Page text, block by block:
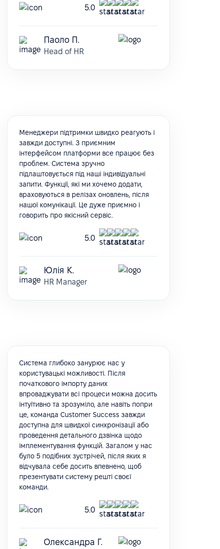
5.0
Паоло П.
Head of HR
Менеджери підтримки швидко реагують і
завжди доступні. З приємним
інтерфейсом платформи все працює без
проблем. Система зручно
підлаштовується під наші індивідуальні
запити. Функції, які ми хочемо додати,
враховуються в релізах оновлень, після
нашої комунікації. Це дуже приємно і
говорить про якісний сервіс.
5.0
Юлія К.
HR Manager
Система глибоко занурює нас у
користувацькі можливості. Після
початкового імпорту даних
впроваджувати всі процеси можна досить
інтуїтивно та зрозуміло, але навіть попри
це, команда Customer Success завжди
доступна для швидкої синхронізації або
проведення детального дзвінка щодо
імплементування функцій. Загалом у нас
було 5 подібних зустрічей, після яких я
відчувала себе досить впевнено, щоб
презентувати систему решті своєї
команди.
5.0
Олександра Г.